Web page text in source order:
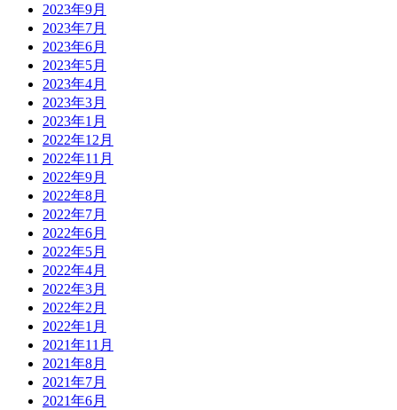
2023年9月
2023年7月
2023年6月
2023年5月
2023年4月
2023年3月
2023年1月
2022年12月
2022年11月
2022年9月
2022年8月
2022年7月
2022年6月
2022年5月
2022年4月
2022年3月
2022年2月
2022年1月
2021年11月
2021年8月
2021年7月
2021年6月